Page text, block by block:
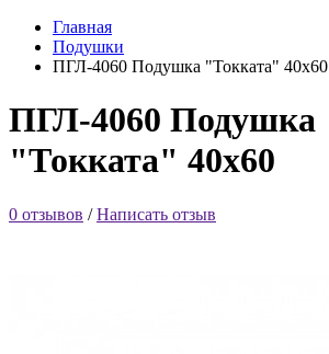
Главная
Подушки
ПГЛ-4060 Подушка "Токката" 40х60
ПГЛ-4060 Подушка
"Токката" 40х60
0 отзывов /Написать отзыв